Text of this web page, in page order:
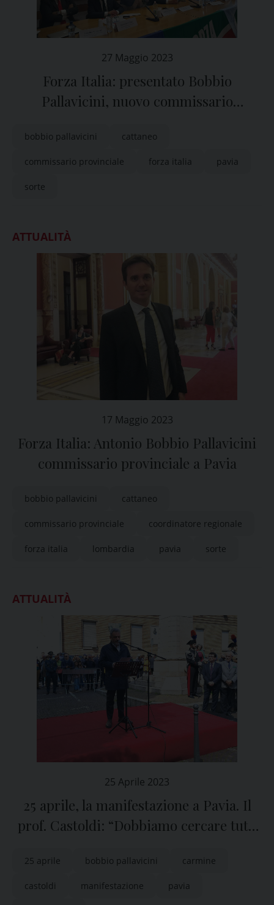
27 Maggio 2023
Forza Italia: presentato Bobbio
Pallavicini, nuovo commissario
bobbio pallavicini cattaneo
commissario provinciale forza italia pavia
sorte
ATTUALITÀ
17 Maggio 2023
Forza Italia: Antonio Bobbio Pallavicini
commissario provinciale a Pavia
bobbio pallavicini cattaneo
commissario provinciale coordinatore regionale
forza italia lombardia pavia sorte
ATTUALITÀ
25 Aprile 2023
25 aprile, la manifestazione a Pavia. Il
prof. Castoldi: “Dobbiamo cercare tutti
25 aprile bobbio pallavicini carmine
castoldi manifestazione pavia